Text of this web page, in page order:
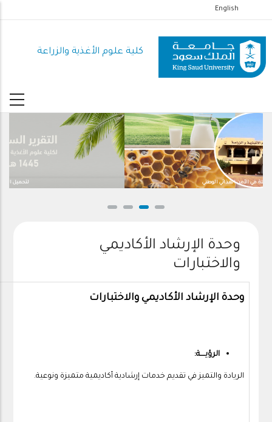
إلى
المحتوى
الرئيسي
English
كلية علوم الأغذية والزراعة
المساهمة الفاعلة في الأمن الغذائي الوطني
وحدة الإرشاد الأكاديمي
والاختبارات
وحدة الإرشاد الأكاديمي والاختبارات
الرؤيــــة:
الريادة والتميز في تقديم خدمات إرشادية أكاديمية متميزة ونوعية.